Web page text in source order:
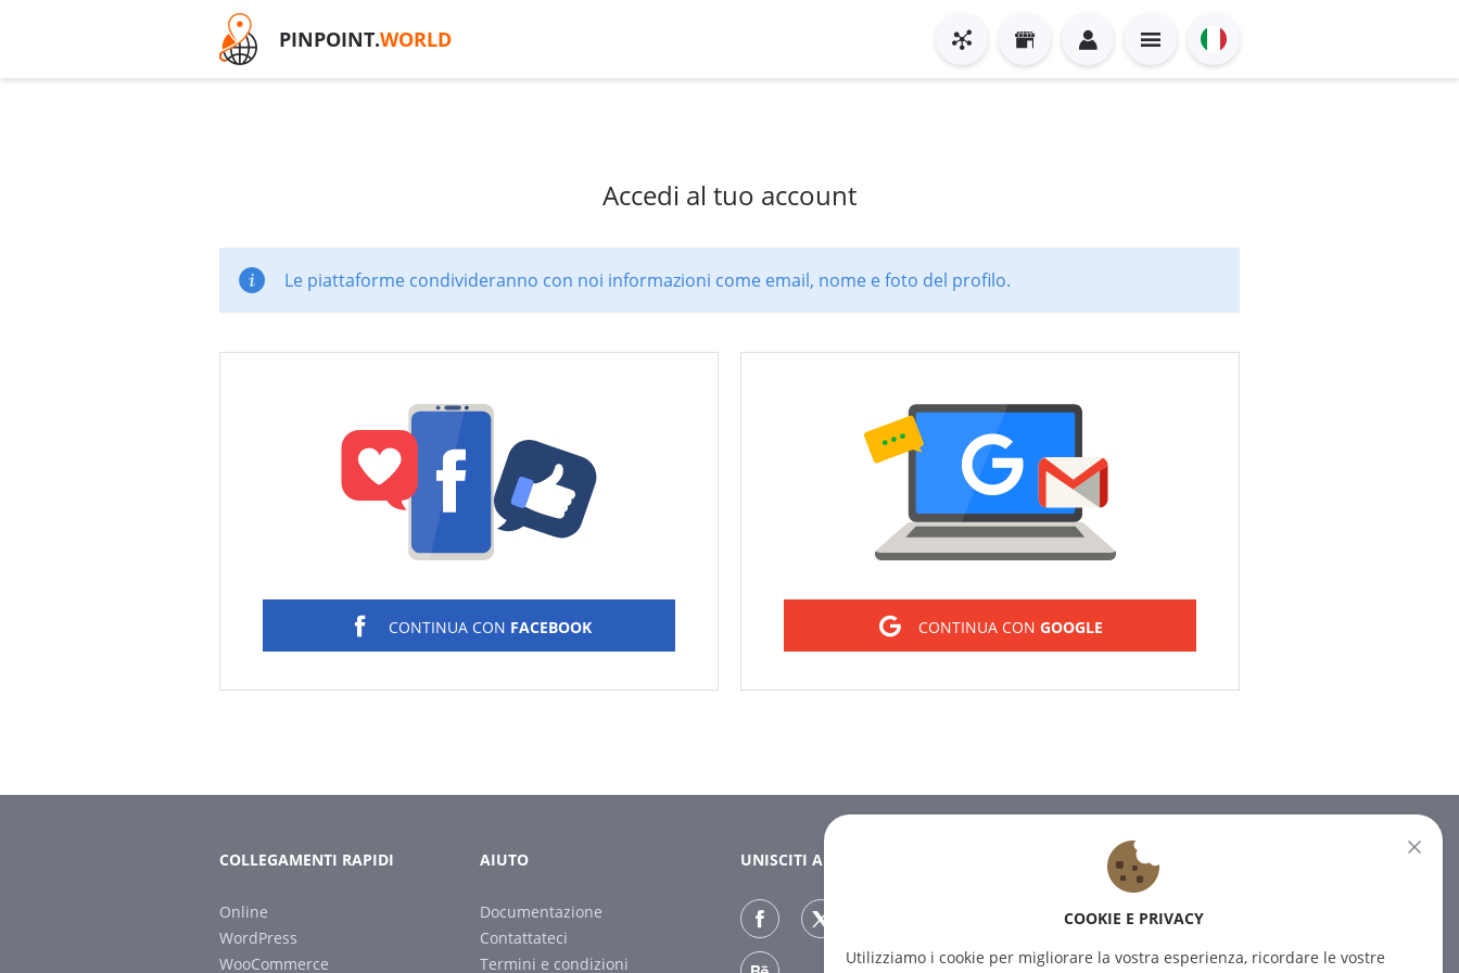
PINPOINT.WORLD
Accedi al tuo account
Le piattaforme condivideranno con noi informazioni come email, nome e foto del profilo.
CONTINUA CON FACEBOOK CONTINUA CON GOOGLE
COLLEGAMENTI RAPIDI
Online
WordPress
WooCommerce
AIUTO
Documentazione
Contattateci
Termini e condizioni
UNISCITI A NOI
Iscrivetevi alla nostra newsletter
COOKIE E PRIVACY
Utilizziamo i cookie per migliorare la vostra esperienza, ricordare le vostre